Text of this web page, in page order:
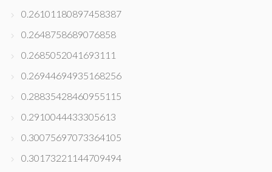
0.26101180897458387
0.2648758689076858
0.2685052041693111
0.26944694935168256
0.28835428460955115
0.2910044433305613
0.30075697073364105
0.30173221144709494